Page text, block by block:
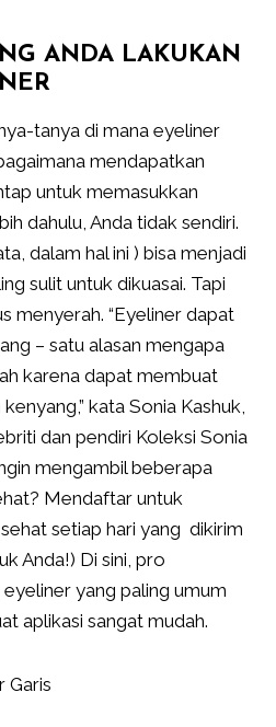
ANDA LAKUKAN
tanya di mana eyeliner
mendapatkan
untuk memasukkan
dahulu, Anda tidak sendiri.
dalam hal ini ) bisa menjadi
sulit untuk dikuasai. Tapi
menyerah. “Eyeliner dapat
– satu alasan mengapa
karena dapat membuat
kata Sonia Kashuk,
dan pendiri Koleksi Sonia
mengambil beberapa
Mendaftar untuk
setiap hari yang dikirim
Anda!) Di sini, pro
yang paling umum
aplikasi sangat mudah.
Garis